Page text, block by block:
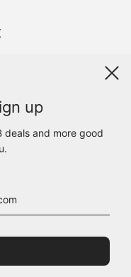
Maps
up
deals and more good